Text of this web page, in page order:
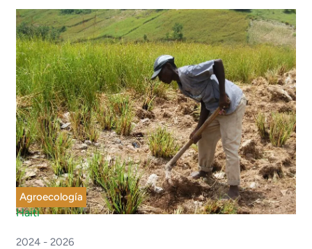
Agroecología
Haiti
2024 - 2026